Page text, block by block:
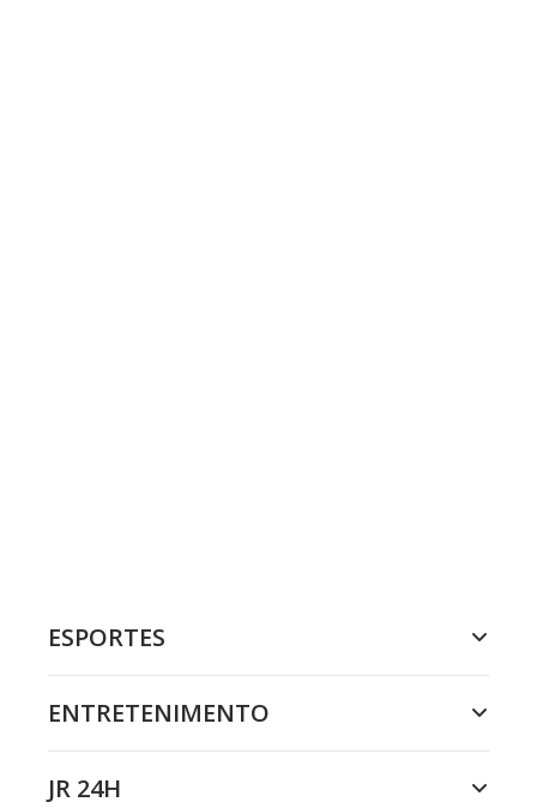
ESPORTES
ENTRETENIMENTO
JR 24H